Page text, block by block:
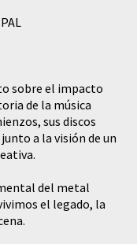
sobre el impacto
de la música
sus discos
a la visión de un
del metal
el legado, la